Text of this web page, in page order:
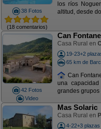
38 Fotos
(18 comentarios)
los ríos
altitud, desde
42 Fotos
Video
Can
Casa Rural en
19-23+2
65 km de
Can
una
grandes grupos
Mas Solaric
Casa Rural en
4-22+3 plazas